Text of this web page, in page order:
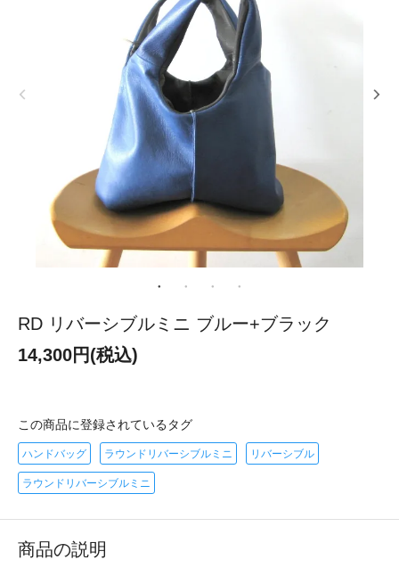
RD リバーシブルミニ ブルー+ブラック
14,300円(税込)
この商品に登録されているタグ
ハンドバッグ ラウンドリバーシブルミニ リバーシブル
ラウンドリバーシブルミニ
商品の説明